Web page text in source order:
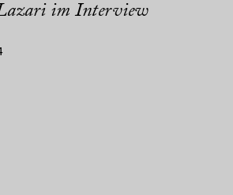
im Interview